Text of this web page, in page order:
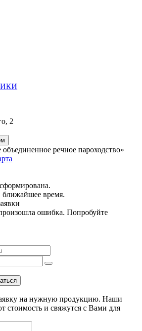
2
речное пароходство»
время.
ошибка. Попробуйте
на нужную продукцию. Наши
стоимость и свяжутся с Вами для